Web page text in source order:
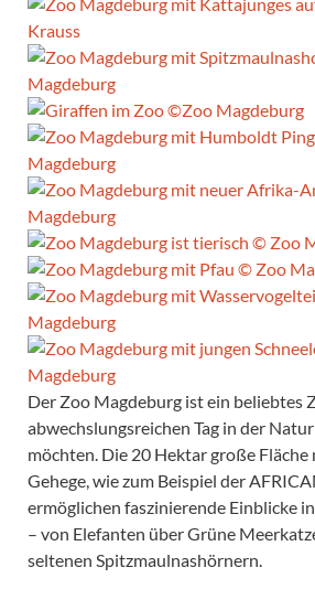
Der Zoo Magdeburg ist ein beliebtes
abwechslungsreichen Tag in der
möchten. Die 20 Hektar große
Gehege, wie zum Beispiel der
ermöglichen faszinierende Einblicke
– von Elefanten über Grüne
seltenen Spitzmaulnashörnern.